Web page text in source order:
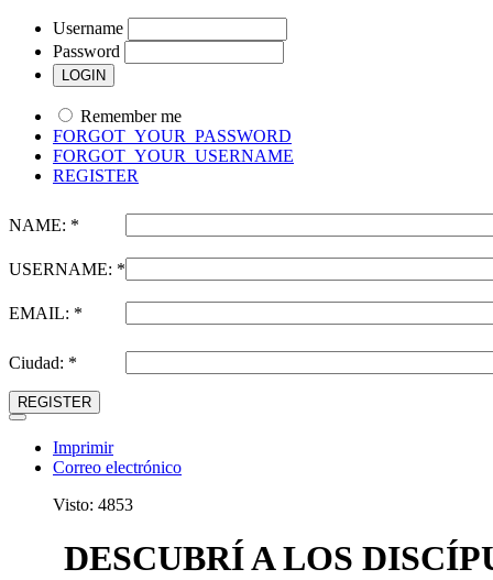
Username
Password
Remember me
FORGOT_YOUR_PASSWORD
FORGOT_YOUR_USERNAME
REGISTER
NAME: *
USERNAME: *
EMAIL: *
Ciudad: *
REGISTER
Imprimir
Correo electrónico
Visto: 4853
DESCUBRÍ A LOS